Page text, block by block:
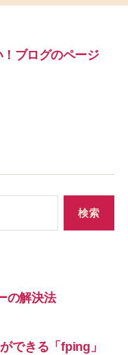
ブログのページ
の解決法
できる「fping」